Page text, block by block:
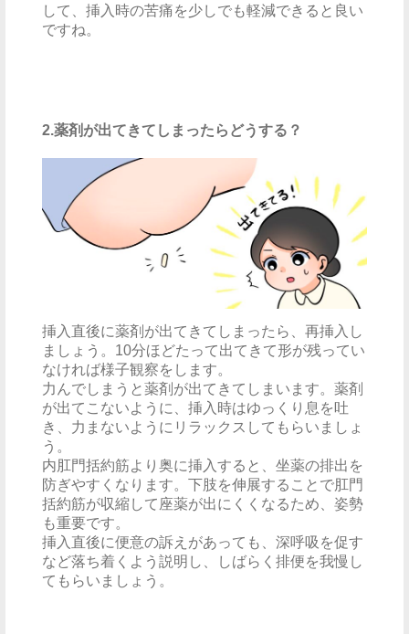
して、挿入時の苦痛を少しでも軽減できると良い
ですね。
2.薬剤が出てきてしまったらどうする？
挿入直後に薬剤が出てきてしまったら、再挿入し
ましょう。10分ほどたって出てきて形が残ってい
なければ様子観察をします。
力んでしまうと薬剤が出てきてしまいます。薬剤
が出てこないように、挿入時はゆっくり息を吐
き、力まないようにリラックスしてもらいましょ
う。
内肛門括約筋より奥に挿入すると、坐薬の排出を
防ぎやすくなります。下肢を伸展することで肛門
括約筋が収縮して座薬が出にくくなるため、姿勢
も重要です。
挿入直後に便意の訴えがあっても、深呼吸を促す
など落ち着くよう説明し、しばらく排便を我慢し
てもらいましょう。